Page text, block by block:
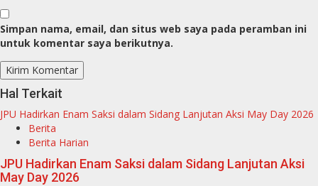
Simpan nama, email, dan situs web saya pada peramban ini
untuk komentar saya berikutnya.
Hal Terkait
JPU Hadirkan Enam Saksi dalam Sidang Lanjutan Aksi May Day 2026
Berita
Berita Harian
JPU Hadirkan Enam Saksi dalam Sidang Lanjutan Aksi
May Day 2026